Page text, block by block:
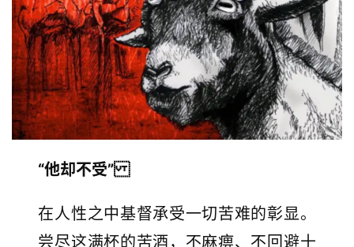
“他却不受”
在人性之中基督承受一切苦难的彰显。
尝尽这满杯的苦酒，不麻痹、不回避十